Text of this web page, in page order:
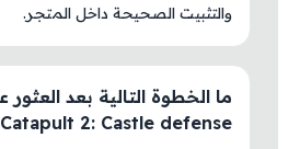
والتثبيت الصحيحة داخل المتجر.
Catapult 2: Castle defense؟